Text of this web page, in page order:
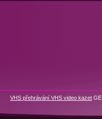
VHS přehrávání VHS video kazet